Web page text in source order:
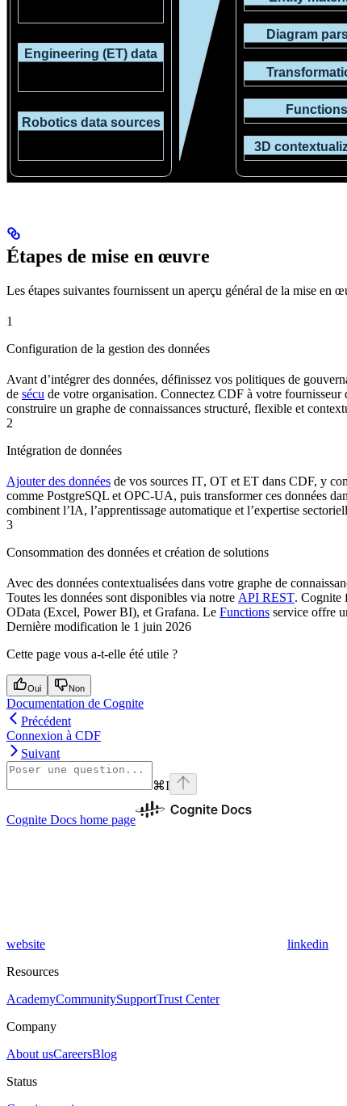
Étapes de mise en œuvre
Les étapes suivantes fournissent un aperçu général de la mise
1
Configuration de la gestion des données
Avant d’intégrer des données, définissez vos politiques de
de sécu de votre organisation. Connectez CDF à votre fournisseur
construire un graphe de connaissances structuré, flexible et
2
Intégration de données
Ajouter des données de vos sources IT, OT et ET dans CDF, y
comme PostgreSQL et OPC-UA, puis transformerces données
combinent l’IA, l’apprentissage automatique et l’expertise
3
Consommation des données et création de solutions
Avec des données contextualisées dans votre graphe de
Toutes les données sont disponibles via notre API REST. Cognite
OData (Excel, Power BI), et Grafana. Le Functions service offre
Dernière modification le 1 juin 2026
Cette page vous a-t-elle été utile ?
Oui Non
Documentation de Cognite
Précédent
Connexion à CDF
Suivant
⌘I
Cognite Docs home page
website linkedin
Resources
AcademyCommunitySupportTrust Center
Company
About usCareersBlog
Status